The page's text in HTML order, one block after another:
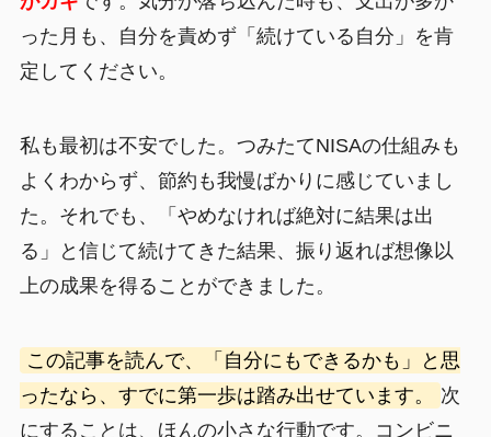
った月も、自分を責めず「続けている自分」を肯
定してください。
私も最初は不安でした。つみたてNISAの仕組みも
よくわからず、節約も我慢ばかりに感じていまし
た。それでも、「やめなければ絶対に結果は出
る」と信じて続けてきた結果、振り返れば想像以
上の成果を得ることができました。
この記事を読んで、「自分にもできるかも」と思
ったなら、すでに第一歩は踏み出せています。
次
にすることは、ほんの小さな行動です。コンビニ